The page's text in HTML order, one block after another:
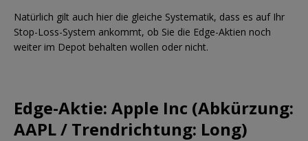
Natürlich gilt auch hier die gleiche Systematik, dass es auf Ihr
Stop-Loss-System ankommt, ob Sie die Edge-Aktien noch
weiter im Depot behalten wollen oder nicht.
Edge-Aktie: Apple Inc (Abkürzung:
AAPL / Trendrichtung: Long)